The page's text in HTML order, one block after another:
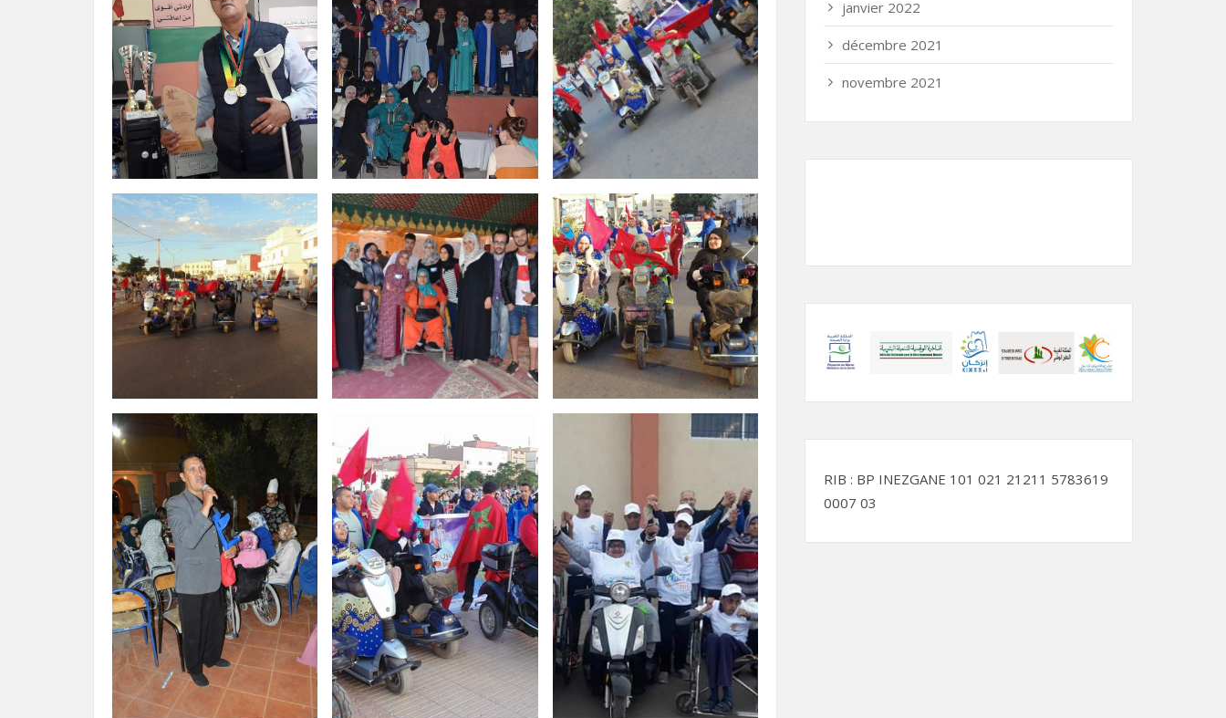
janvier 2022
décembre 2021
novembre 2021
RIB : BP INEZGANE 101 021 21211 5783619
0007 03